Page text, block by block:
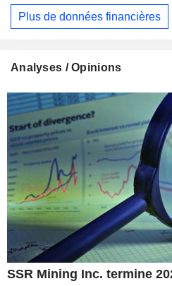
Plus de données financières
Analyses / Opinions
SSR Mining Inc. termine